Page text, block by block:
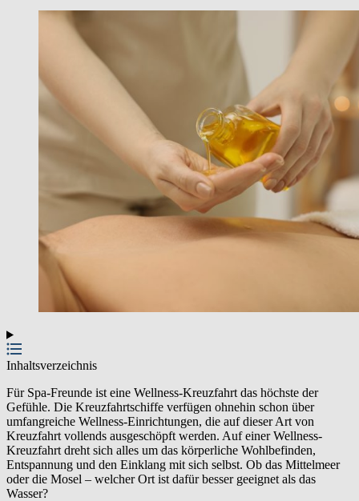
Inhaltsverzeichnis
Für Spa-Freunde ist eine Wellness-Kreuzfahrt das höchste der
Gefühle. Die Kreuzfahrtschiffe verfügen ohnehin schon über
umfangreiche Wellness-Einrichtungen, die auf dieser Art von
Kreuzfahrt vollends ausgeschöpft werden. Auf einer Wellness-
Kreuzfahrt dreht sich alles um das körperliche Wohlbefinden,
Entspannung und den Einklang mit sich selbst. Ob das Mittelmeer
oder die Mosel – welcher Ort ist dafür besser geeignet als das
Wasser?